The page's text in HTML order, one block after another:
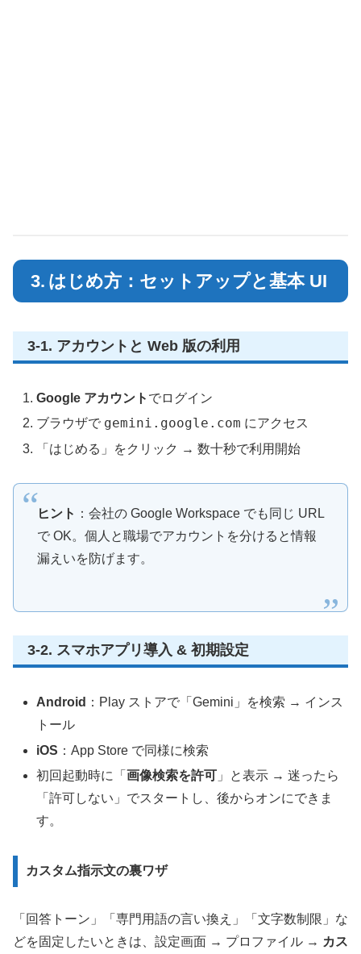
3. はじめ方：セットアップと基本 UI
3‑1. アカウントと Web 版の利用
Google アカウント でログイン
ブラウザで gemini.google.com にアクセス
「はじめる」をクリック → 数十秒で利用開始
ヒント ：会社の Google Workspace でも同じ URL
で OK。個人と職場でアカウントを分けると情報
漏えいを防げます。
3‑2. スマホアプリ導入 & 初期設定
Android ：Play ストアで「Gemini」を検索 → インス
トール
iOS ：App Store で同様に検索
初回起動時に「画像検索を許可 」と表示 → 迷ったら
「許可しない」でスタートし、後からオンにできま
す。
カスタム指示文の裏ワザ
「回答トーン」「専門用語の言い換え」「文字数制限」な
どを固定したいときは、設定画面 → プロファイル → カス